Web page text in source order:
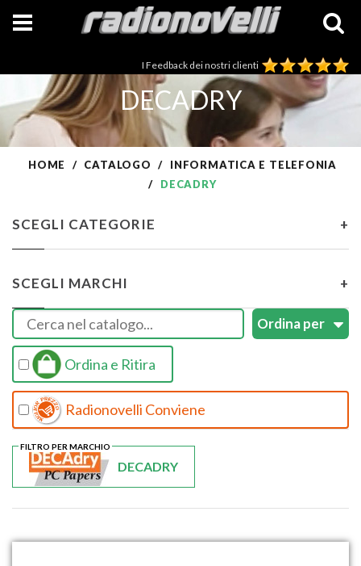
I Feedback dei nostri clienti
DECADRY
HOME CATALOGO
INFORMATICA E TELEFONIA
DECADRY
SCEGLI CATEGORIE +
SCEGLI MARCHI +
Ordina e Ritira
Radionovelli Conviene
DECADRY
FILTRO PER MARCHIO